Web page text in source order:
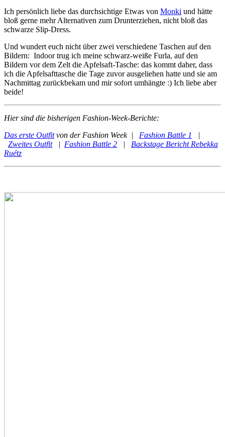
Ich persönlich liebe das durchsichtige Etwas von Monki und hätte
bloß gerne mehr Alternativen zum Drunterziehen, nicht bloß das
schwarze Slip-Dress.
Und wundert euch nicht über zwei verschiedene Taschen auf den
Bildern: Indoor trug ich meine schwarz-weiße Furla, auf den
Bildern vor dem Zelt die Apfelsaft-Tasche: das kommt daher, dass
ich die Apfelsafttasche die Tage zuvor ausgeliehen hatte und sie am
Nachmittag zurückbekam und mir sofort umhängte :) Ich liebe aber
beide!
Hier sind die bisherigen Fashion-Week-Berichte:
Das erste Outfitvon der Fashion Week | Fashion Battle 1
|
Zweites Outfit| Fashion Battle 2 | Backstage Bericht Rebekka
Ruétz